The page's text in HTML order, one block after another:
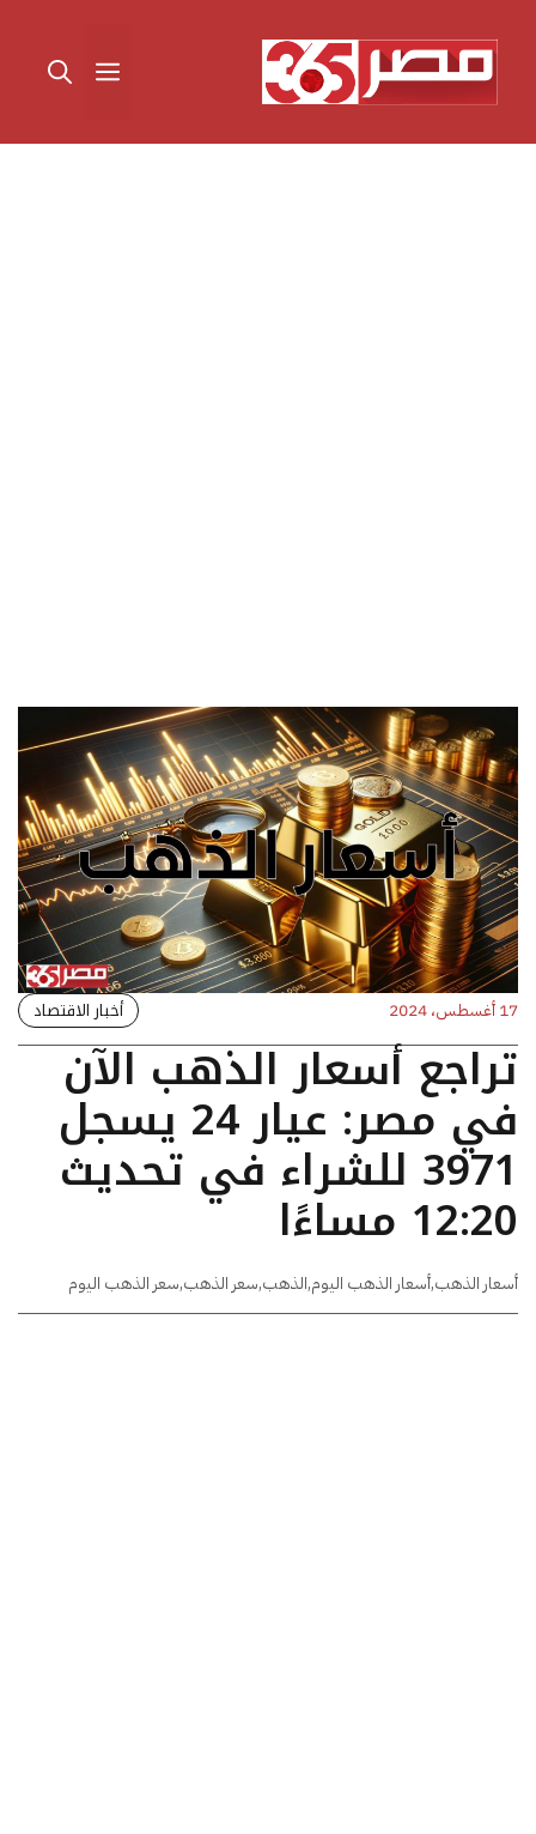
المحتوى القائمة
17 أغسطس، 2024 أخبار الاقتصاد
تراجع أسعار الذهب الآن
في مصر: عيار 24 يسجل
3971 للشراء في تحديث
12:20 مساءًا
أسعار الذهب,أسعار الذهب اليوم,الذهب,سعر الذهب,سعر الذهب اليوم